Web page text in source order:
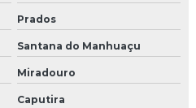
Prados
Santana do Manhuaçu
Miradouro
Caputira